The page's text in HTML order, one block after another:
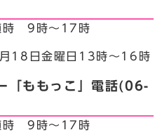
時 9時～17時
18日金曜日13時～16時
「ももっこ」電話(06-
時 9時～17時